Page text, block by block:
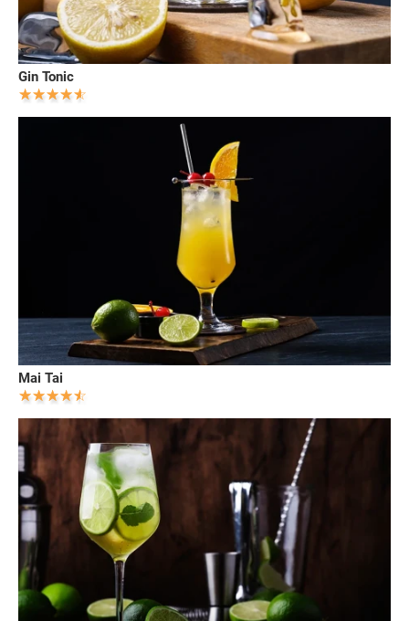
Gin Tonic
Mai Tai